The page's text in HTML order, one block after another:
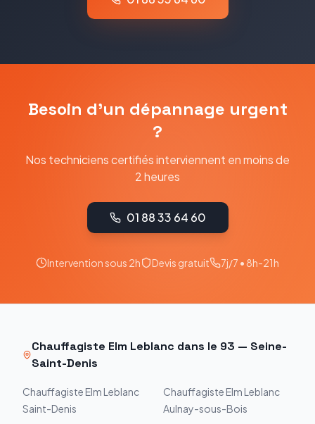
Besoin d'un dépannage urgent
?
Nos techniciens certifiés interviennent en moins de
2 heures
01 88 33 64 60
Intervention sous 2h Devis gratuit 7j/7 • 8h-21h
Chauffagiste Elm Leblanc dans le 93 — Seine-
Saint-Denis
Chauffagiste Elm Leblanc
Saint-Denis
Chauffagiste Elm Leblanc
Aulnay-sous-Bois